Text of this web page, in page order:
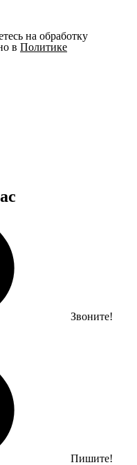
на обработку
в Политике
Звоните!
Пишите!